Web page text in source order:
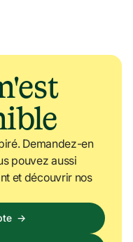
Demandez-en
pouvez aussi
et découvrir nos
→